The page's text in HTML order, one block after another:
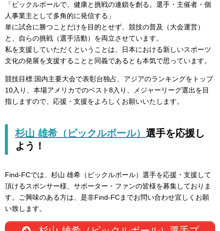
「ピックルボールで、健康と挑戦の連鎖を創る。選手・主催者・個
人事業主として多角的に発信する」
単に試合に勝つことだけを目的とせず、競技の普及（大会運営）
と、自らの挑戦（選手活動）を両立させています。
私を支援していただくということは、日本における新しいスポーツ
文化の発展を支援することと同義であるとも本気で思っています。
競技目標:国内主要大会で表彰台独占、アジアのランキングをトップ
10入り、本場アメリカでのベスト8入り、メジャーリーグ選出を目
指しますので、応援・支援をよろしくお願いいたします。
杉山 雄希（ピックルボール） 選手を応援し
よう！
Find-FCでは、杉山 雄希（ピックルボール）選手を応援・支援して
頂けるスポンサー様、サポーター・ファンの皆様を募集しておりま
す。ご興味のある方は、是非Find-FCまでお問い合わせ宜しくお願
い致します。